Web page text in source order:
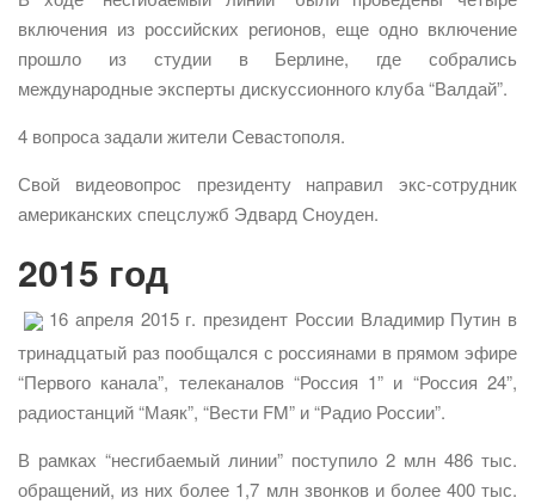
включения из российских регионов, еще одно включение
прошло из студии в Берлине, где собрались
международные эксперты дискуссионного клуба “Валдай”.
4 вопроса задали жители Севастополя.
Свой видеовопрос президенту направил экс-сотрудник
американских спецслужб Эдвард Сноуден.
2015 год
16 апреля 2015 г. президент России Владимир Путин в
тринадцатый раз пообщался с россиянами в прямом эфире
“Первого канала”, телеканалов “Россия 1” и “Россия 24”,
радиостанций “Маяк”, “Вести FM” и “Радио России”.
В рамках “несгибаемый линии” поступило 2 млн 486 тыс.
обращений, из них более 1,7 млн звонков и более 400 тыс.